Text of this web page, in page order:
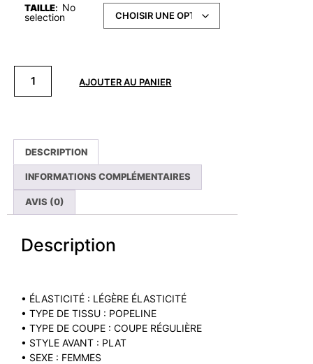
TAILLE: No
selection
AJOUTER AU PANIER
DESCRIPTION
INFORMATIONS COMPLÉMENTAIRES
AVIS (0)
Description
• ÉLASTICITÉ : LÉGÈRE ÉLASTICITÉ
• TYPE DE TISSU : POPELINE
• TYPE DE COUPE : COUPE RÉGULIÈRE
• STYLE AVANT : PLAT
• SEXE : FEMMES